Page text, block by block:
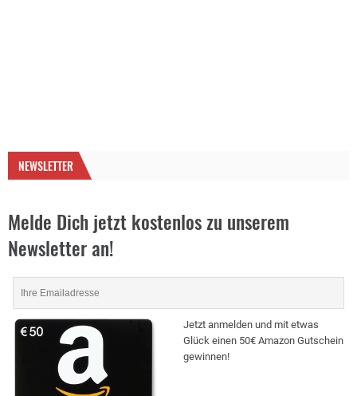
NEWSLETTER
Melde Dich jetzt kostenlos zu unserem
Newsletter an!
Jetzt anmelden und mit etwas
Glück einen 50€ Amazon Gutschein
gewinnen!